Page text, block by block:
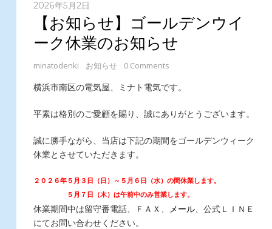
2026年5月2日
【お知らせ】ゴールデンウイ
ーク休業のお知らせ
minatodenki お知らせ 0 Comments
横浜市南区の電気屋、ミナト電気です。
平素は格別のご愛顧を賜り、誠にありがとうございます。
誠に勝手ながら、当店は下記の期間をゴールデンウィーク
休業とさせていただきます。
２０２６年５月３日（日）～５月６日（水）の間休業します。
５月７日（木）は午前中のみ営業します。
休業期間中は留守番電話、ＦＡＸ、 メール、公式ＬＩＮＥ
にてお問い合わせください。